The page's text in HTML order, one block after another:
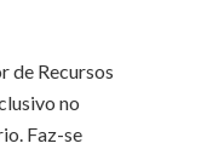
de Recursos
no
Faz-se